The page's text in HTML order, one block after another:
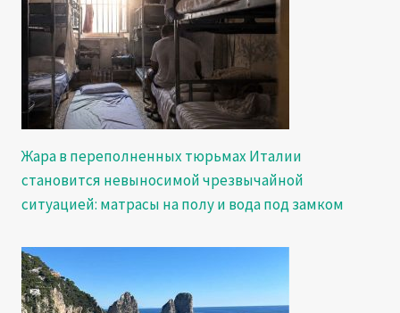
Жара в переполненных тюрьмах Италии
становится невыносимой чрезвычайной
ситуацией: матрасы на полу и вода под замком